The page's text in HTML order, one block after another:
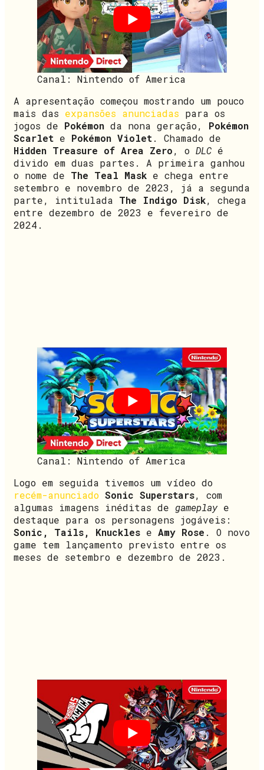
Canal: Nintendo of America
A apresentação começou mostrando um pouco
mais das expansões anunciadas para os
jogos de Pokémon da nona geração, Pokémon
Scarlet e Pokémon Violet. Chamado de
Hidden Treasure of Area Zero, o DLC é
divido em duas partes. A primeira ganhou
o nome de The Teal Mask e chega entre
setembro e novembro de 2023, já a segunda
parte, intitulada The Indigo Disk, chega
entre dezembro de 2023 e fevereiro de
2024.
Canal: Nintendo of America
Logo em seguida tivemos um vídeo do
recém-anunciado Sonic Superstars, com
algumas imagens inéditas de gameplaye
destaque para os personagens jogáveis:
Sonic, Tails, Knuckles e Amy Rose . O novo
game tem lançamento previsto entre os
meses de setembro e dezembro de 2023.